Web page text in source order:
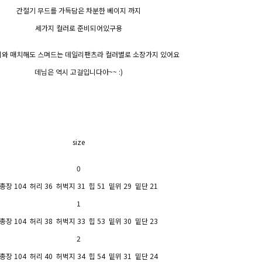
간절기 무드를 가득담은 차분한 베이지 까지
세가지 컬러로 준비되어있구용
매치해도 스며드는 데일리팬츠라 컬러별로 소장가지 있어요
데님은 역시 고걸입니다아~~ :)
size
0
장 104 허리 36 허벅지 31 힙 51 밑위 29 밑단 21
1
장 104 허리 38 허벅지 33 힙 53 밑위 30 밑단 23
2
장 104 허리 40 허벅지 34 힙 54 밑위 31 밑단 24